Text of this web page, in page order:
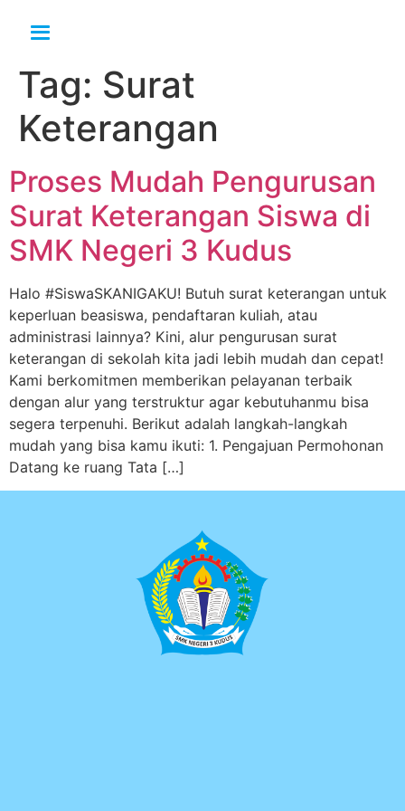
Tag: Surat
Keterangan
Proses Mudah Pengurusan
Surat Keterangan Siswa di
SMK Negeri 3 Kudus
Halo #SiswaSKANIGAKU! Butuh surat keterangan untuk
keperluan beasiswa, pendaftaran kuliah, atau
administrasi lainnya? Kini, alur pengurusan surat
keterangan di sekolah kita jadi lebih mudah dan cepat!
Kami berkomitmen memberikan pelayanan terbaik
dengan alur yang terstruktur agar kebutuhanmu bisa
segera terpenuhi. Berikut adalah langkah-langkah
mudah yang bisa kamu ikuti: 1. Pengajuan Permohonan
Datang ke ruang Tata […]